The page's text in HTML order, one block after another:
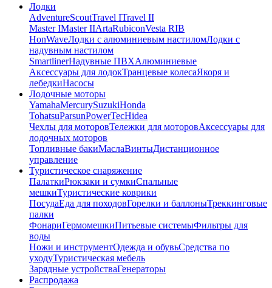
Лодки
AdventureScoutTravel ITravel II
Master IMaster IIArtaRubiconVesta RIB
HonWaveЛодки с алюминиевым настиломЛодки с
надувным настилом
SmartlinerНадувные ПВХАлюминиевые
Аксессуары для лодокТранцевые колесаЯкоря и
лебедкиНасосы
Лодочные моторы
YamahaMercurySuzukiHonda
TohatsuParsunPowerTecHidea
Чехлы для моторовТележки для моторовАксессуары для
лодочных моторов
Топливные бакиМаслаВинтыДистанционное
управление
Туристическое снаряжение
ПалаткиРюкзаки и сумкиСпальные
мешкиТуристические коврики
ПосудаЕда для походовГорелки и баллоныТреккинговые
палки
ФонариГермомешкиПитьевые системыФильтры для
воды
Ножи и инструментОдежда и обувьСредства по
уходуТуристическая мебель
Зарядные устройстваГенераторы
Распродажа